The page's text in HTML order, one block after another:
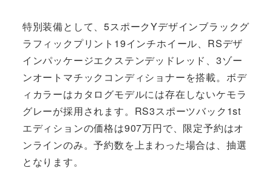
特別装備として、5スポークYデザインブラックグ
ラフィックプリント19インチホイール、RSデザ
インパッケージエクステンデッドレッド、3ゾー
ンオートマチックコンディショナーを搭載。ボデ
ィカラーはカタログモデルには存在しないケモラ
グレーが採用されます。RS3スポーツバック1st
エディションの価格は907万円で、限定予約はオ
ンラインのみ。予約数を上まわった場合は、抽選
となります。